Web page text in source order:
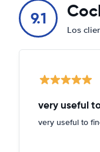
9.1
Los
very useful
very useful to